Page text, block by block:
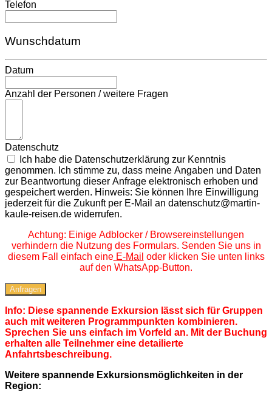
Telefon
Wunschdatum
Datum
Anzahl der Personen / weitere Fragen
Datenschutz
Ich habe die Datenschutzerklärung zur Kenntnis
genommen. Ich stimme zu, dass meine Angaben und Daten
zur Beantwortung dieser Anfrage elektronisch erhoben und
gespeichert werden. Hinweis: Sie können Ihre Einwilligung
jederzeit für die Zukunft per E-Mail an datenschutz@martin-
kaule-reisen.de widerrufen.
Achtung: Einige Adblocker / Browsereinstellungen
verhindern die Nutzung des Formulars. Senden Sie uns in
diesem Fall einfach eineE-Mail oder klicken Sie unten links
auf den WhatsApp-Button.
Anfragen
Info: Diese spannende Exkursion lässt sich für Gruppen
auch mit weiteren Programmpunkten kombinieren.
Sprechen Sie uns einfach im Vorfeld an. Mit der Buchung
erhalten alle Teilnehmer eine detailierte
Anfahrtsbeschreibung.
Weitere spannende Exkursionsmöglichkeiten in der
Region: